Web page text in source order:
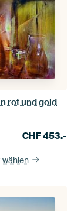
rot und gold
CHF453.-